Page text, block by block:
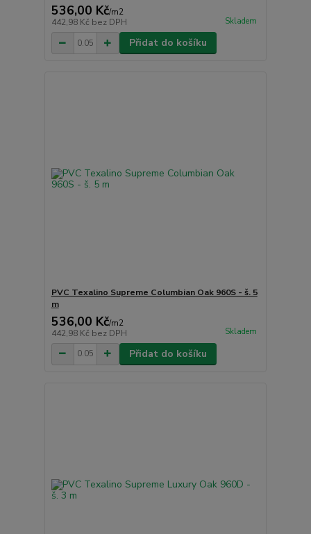
536,00 Kč/m2
442,98 Kč bez DPH Skladem
Přidat do košíku
PVC Texalino Supreme Columbian Oak 960S - š. 5
m
536,00 Kč/m2
442,98 Kč bez DPH Skladem
Přidat do košíku